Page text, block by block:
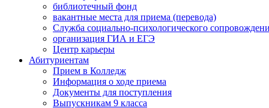
библиотечный фонд
вакантные места для приема (перевода)
Служба социально-психологического
организация ГИА и ЕГЭ
Центр карьеры
Абитуриентам
Прием в Колледж
Информация о ходе приема
Документы для поступления
Выпускникам 9 класса